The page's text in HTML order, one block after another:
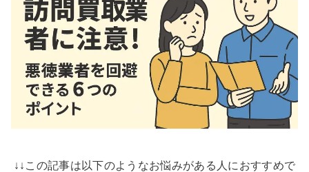
↓↓この記事は以下のようなお悩みがある人におすすめで